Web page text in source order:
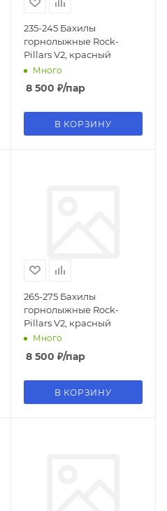
235-245 Бахилы
горнолыжные Rock-
Pillars V2, красный
Много
8 500 ₽/пар
В КОРЗИНУ
265-275 Бахилы
горнолыжные Rock-
Pillars V2, красный
Много
8 500 ₽/пар
В КОРЗИНУ